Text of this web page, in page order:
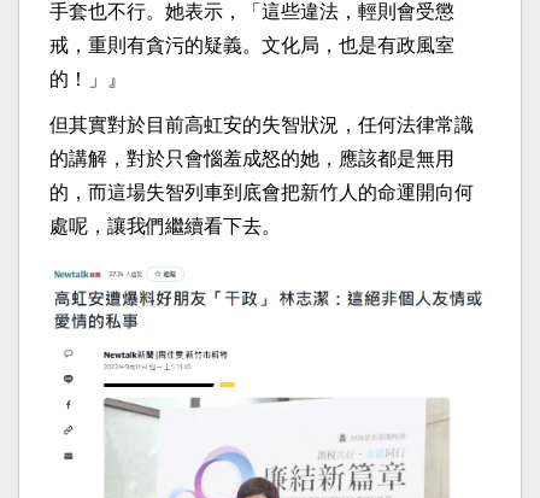
手套也不行。她表示，「這些違法，輕則會受懲
戒，重則有貪污的疑義。文化局，也是有政風室
的！」』
但其實對於目前高虹安的失智狀況，任何法律常識
的講解，對於只會惱羞成怒的她，應該都是無用
的，而這場失智列車到底會把新竹人的命運開向何
處呢，讓我們繼續看下去。